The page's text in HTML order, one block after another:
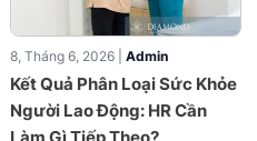
Khoa Diamond tìm hiểu 5 bệnh
thường gặp trong ngày mưa
bão và cách phòng tránh hiệu
quả để bảo vệ sức khỏe cho
bản thân và gia đình nhé!
8, Tháng 6, 2026 | Admin
Kết Quả Phân Loại Sức Khỏe
Người Lao Động: HR Cần